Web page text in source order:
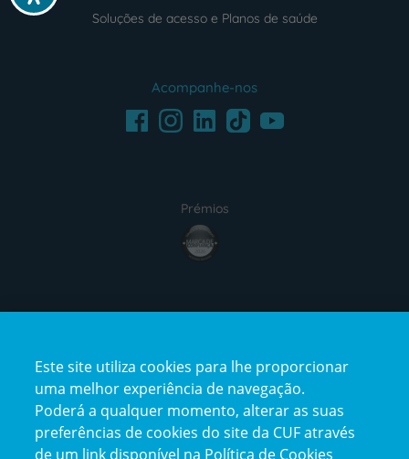
Soluções de acesso e Planos de saúde
Acompanhe-nos
FacebookInstagramLinkedInTikTokYoutube
Prémios
award4
certification2certification3
Este site utiliza cookies para lhe proporcionar
uma melhor experiência de navegação.
Poderá a qualquer momento, alterar as suas
preferências de cookies do site da CUF através
de um link disponível na Política de Cookies